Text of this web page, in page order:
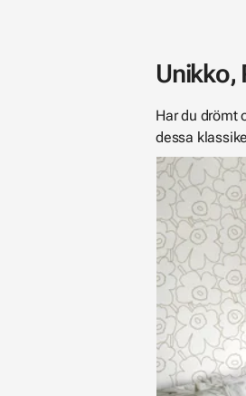
Unikko,
Har du drömt
dessa